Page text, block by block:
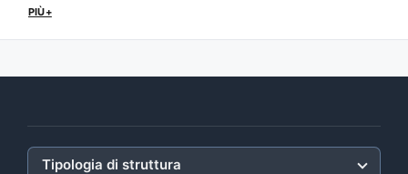
PIÙ+
Tipologia di struttura